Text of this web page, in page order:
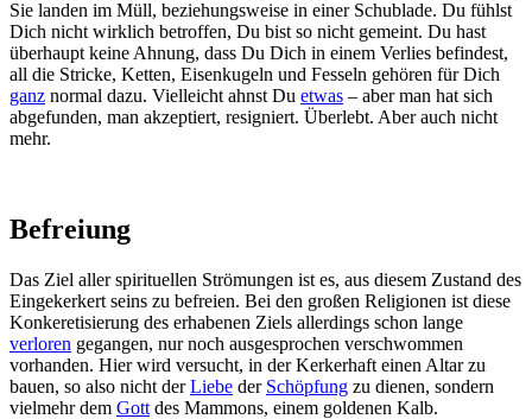
Sie landen im Müll, beziehungsweise in einer Schublade. Du fühlst
Dich nicht wirklich betroffen, Du bist so nicht gemeint. Du hast
überhaupt keine Ahnung, dass Du Dich in einem Verlies befindest,
all die Stricke, Ketten, Eisenkugeln und Fesseln gehören für Dich
ganz normal dazu. Vielleicht ahnst Du etwas – aber man hat sich
abgefunden, man akzeptiert, resigniert. Überlebt. Aber auch nicht
mehr.
Befreiung
Das Ziel aller spirituellen Strömungen ist es, aus diesem Zustand des
Eingekerkert seins zu befreien. Bei den großen Religionen ist diese
Konkeretisierung des erhabenen Ziels allerdings schon lange
verloren gegangen, nur noch ausgesprochen verschwommen
vorhanden. Hier wird versucht, in der Kerkerhaft einen Altar zu
bauen, so also nicht derLiebe der Schöpfung zu dienen, sondern
vielmehr dem Gott des Mammons, einem goldenen Kalb.